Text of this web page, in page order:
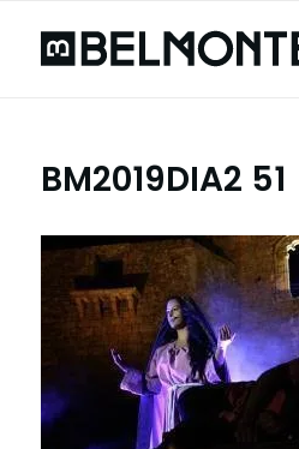
BM2019DIA2 51